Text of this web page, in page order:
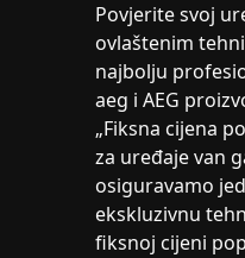
Povjerite svoj
ovlaštenim
najbolju
aeg i AEG
„Fiksna cijena
za uređaje van
osiguravamo
ekskluzivnu
fiksnoj cijeni